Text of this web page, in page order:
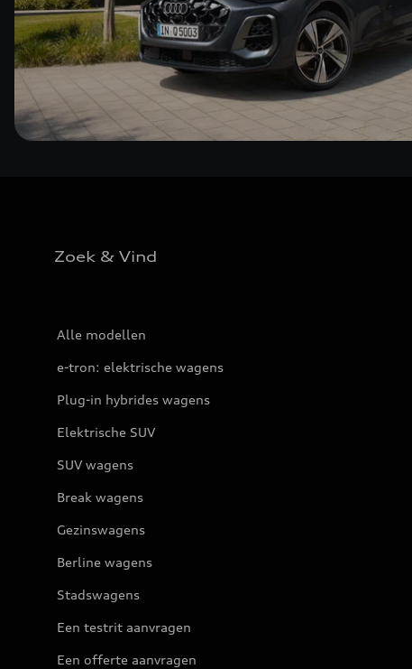
Zoek & Vind
Alle modellen
e-tron: elektrische wagens
Plug-in hybrides wagens
Elektrische SUV
SUV wagens
Break wagens
Gezinswagens
Berline wagens
Stadswagens
Een testrit aanvragen
Een offerte aanvragen